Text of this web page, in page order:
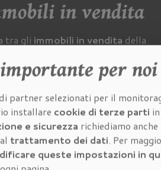
in vendita
tra gli immobili in vendita della
Firenze:
Appartamenti in vendita
Ville in vendita
Case a schiera in vendita
Case singole in vendita
Laboratori in vendita
Palazzi in vendita
per noi
partner selezionati per il
installare cookie di terze parti
e sicurezza richiediamo
trattamento dei dati. Per
queste impostazioni in